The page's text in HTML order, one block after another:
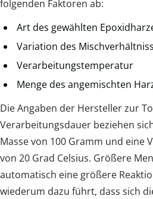
folgenden Faktoren ab:
Art des gewählten
Variation des
Verarbeitungstemperatur
Menge des angemischten
Die Angaben der Hersteller zur
Verarbeitungsdauer beziehen
Masse von 100 Gramm und
von 20 Grad Celsius. Größere
automatisch eine größere
wiederum dazu führt, dass sich